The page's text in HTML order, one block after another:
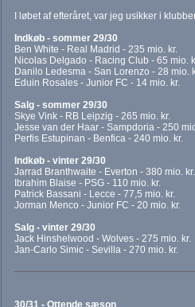
I løbet af efteråret, var jeg usikker i
Indkøb - sommer 29/30
Ben White - Real Madrid - 235 mio. kr.
Nicolas Delgado - Racing Club - 65 mio.
Danilo Ledesma - San Lorenzo - 28 mio.
Eduin Rosales - Junior FC - 14 mio. kr.
Salg - sommer 29/30
Skye Vink - RB Leipzig - 265 mio. kr.
Jesse van der Haar - Sampdoria - 250
Perfis Estupinan - Benfica - 240 mio. kr.
Indkøb - vinter 29/30
Jarrad Branthwaite - Everton - 380 mio. kr.
Ibrahim Blaise - PSG - 110 mio. kr.
Patrick Bassani - Lecce - 77,5 mio. kr.
Jorman Menco - Junior FC - 20 mio. kr.
Salg - vinter 29/30
Jack Hinshelwood - Wolves - 275 mio. kr.
Jan-Carlo Simic - Sevilla - 270 mio. kr.
30/31 - Ottende sæson